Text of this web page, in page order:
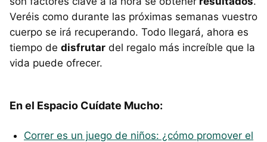
Veréis como durante las próximas semanas vuestro
cuerpo se irá recuperando. Todo llegará, ahora es
tiempo de disfrutar del regalo más increíble que la
vida puede ofrecer.
En el Espacio Cuídate Mucho:
Correr es un juego de niños: ¿cómo promover el